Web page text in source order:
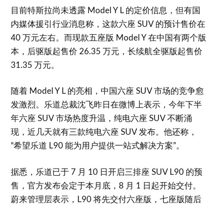
目前特斯拉尚未透露 Model Y L 的定价信息，但有国
内媒体援引行业消息称，这款六座 SUV 的预计售价在
40 万元左右。而现款五座版 Model Y 在中国有两个版
本，后驱版起售价 26.35 万元，长续航全驱版起售价
31.35 万元。
随着 Model Y L 的亮相，中国六座 SUV 市场的竞争愈
发激烈。乐道总裁沈飞昨日在微博上表示，今年下半
年六座 SUV 市场热度升温，纯电六座 SUV 不断涌
现，近几天就有三款纯电六座 SUV 发布。他还称，
“希望乐道 L90 能为用户提供一站式解决方案”。
据悉，乐道已于 7 月 10 日开启三排座 SUV L90 的预
售，官方发布会定于本月底，8 月 1 日起开始交付。
蔚来管理层表示，L90 将先交付六座版，七座版随后